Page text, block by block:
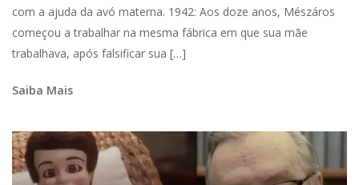
com a ajuda da avó materna. 1942: Aos doze anos, Mészáros
começou a trabalhar na mesma fábrica em que sua mãe
trabalhava, após falsificar sua […]
Saiba Mais